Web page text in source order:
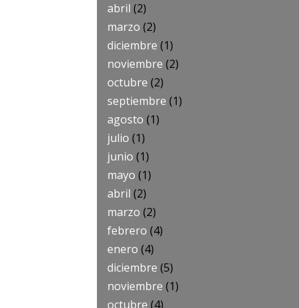
abril (2)
marzo (2)
diciembre (1)
noviembre (2)
octubre (2)
septiembre (1)
agosto (1)
julio (1)
junio (1)
mayo (1)
abril (2)
marzo (2)
febrero (4)
enero (4)
diciembre (5)
noviembre (1)
octubre (4)